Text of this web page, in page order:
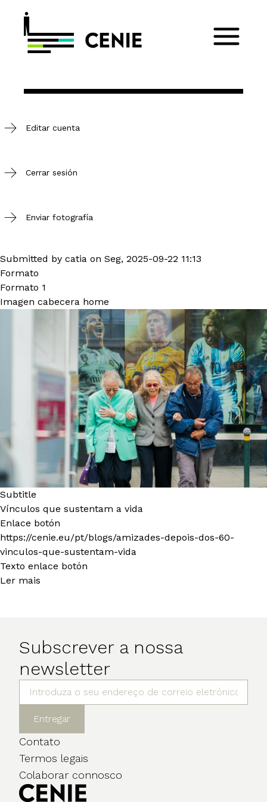
Editar cuenta
Cerrar sesión
Enviar fotografía
Submitted by catia on Seg, 2025-09-22 11:13
Formato
Formato 1
Imagen cabecera home
Subtitle
Vínculos que sustentam a vida
Enlace botón
https://cenie.eu/pt/blogs/amizades-depois-dos-60-
vinculos-que-sustentam-vida
Texto enlace botón
Ler mais
Subscrever a nossa
newsletter
Entregar
Contato
Termos legais
Colaborar connosco